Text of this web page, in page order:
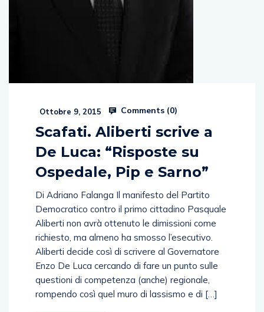
Ottobre 9, 2015 Comments (0)
Scafati. Aliberti scrive a
De Luca: “Risposte su
Ospedale, Pip e Sarno”
Di Adriano Falanga Il manifesto del Partito
Democratico contro il primo cittadino Pasquale
Aliberti non avrà ottenuto le dimissioni come
richiesto, ma almeno ha smosso l’esecutivo.
Aliberti decide così di scrivere al Governatore
Enzo De Luca cercando di fare un punto sulle
questioni di competenza (anche) regionale,
rompendo così quel muro di lassismo e di […]